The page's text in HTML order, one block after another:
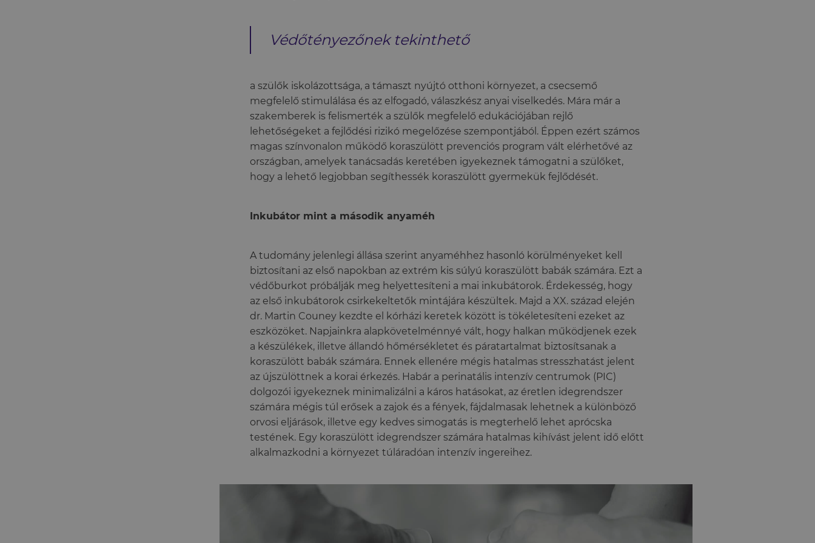
Védőtényezőnek tekinthető
a szülők iskolázottsága, a támaszt nyújtó otthoni környezet, a csecsemő
megfelelő stimulálása és az elfogadó, válaszkész anyai viselkedés. Mára már a
szakemberek is felismerték a szülők megfelelő edukációjában rejlő
lehetőségeket a fejlődési rizikó megelőzése szempontjából. Éppen ezért számos
magas színvonalon működő koraszülött prevenciós program vált elérhetővé az
országban, amelyek tanácsadás keretében igyekeznek támogatni a szülőket,
hogy a lehető legjobban segíthessék koraszülött gyermekük fejlődését.
Inkubátor mint a második anyaméh
A tudomány jelenlegi állása szerint anyaméhhez hasonló körülményeket kell
biztosítani az első napokban az extrém kis súlyú koraszülött babák számára. Ezt a
védőburkot próbálják meg helyettesíteni a mai inkubátorok. Érdekesség, hogy
az első inkubátorok csirkekeltetők mintájára készültek. Majd a XX. század elején
dr. Martin Couney kezdte el kórházi keretek között is tökéletesíteni ezeket az
eszközöket. Napjainkra alapkövetelménnyé vált, hogy halkan működjenek ezek
a készülékek, illetve állandó hőmérsékletet és páratartalmat biztosítsanak a
koraszülött babák számára. Ennek ellenére mégis hatalmas stresszhatást jelent
az újszülöttnek a korai érkezés. Habár a perinatális intenzív centrumok (PIC)
dolgozói igyekeznek minimalizálni a káros hatásokat, az éretlen idegrendszer
számára mégis túl erősek a zajok és a fények, fájdalmasak lehetnek a különböző
orvosi eljárások, illetve egy kedves simogatás is megterhelő lehet aprócska
testének. Egy koraszülött idegrendszer számára hatalmas kihívást jelent idő előtt
alkalmazkodni a környezet túláradóan intenzív ingereihez.